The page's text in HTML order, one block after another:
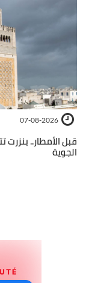
07-08-2026
قبل الأمطار..
الجوية